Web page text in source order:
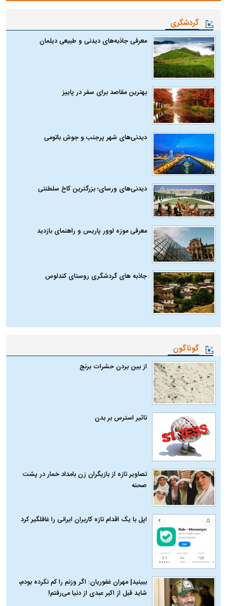
گردشگری
معرفی جاذبه‌های دیدنی و طبیعی دیلمان
بهترین مقاصد برای سفر در پاییز
دیدنی‌های شهر پرجنب و جوش باتومی
دیدنی‌های ورسای؛ بزرگترین کاخ سلطنتی
معرفی موزه لوور پاریس و راهنمای بازدید
جاذبه های گردشگری روستای کندلوس
گوناگون
از بین بردن حشرات برنج
تاثیر استرس بر بدن
تصاویر تازه از بازیگران زن بامداد خمار در پشت
صحنه
اپل با یک اقدام تازه کاربران ایرانی را غافلگیر کرد
ببینید| مهران غفوریان: اگر وزنم را کم نکرده بودم،
شاید قبل از اکبر عبدی از دنیا می‌رفتم!